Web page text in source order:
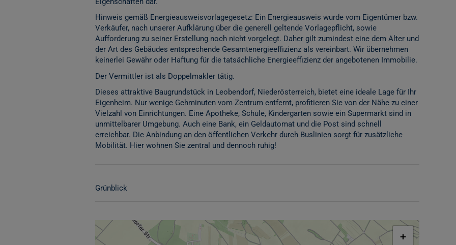
Hinweis gemäß Energieausweisvorlagegesetz: Ein Energieausweis wurde vom Eigentümer bzw.
Verkäufer, nach unserer Aufklärung über die generell geltende Vorlagepflicht, sowie
Aufforderung zu seiner Erstellung noch nicht vorgelegt. Daher gilt zumindest eine dem Alter und
der Art des Gebäudes entsprechende Gesamtenergieeffizienz als vereinbart. Wir übernehmen
keinerlei Gewähr oder Haftung für die tatsächliche Energieeffizienz der angebotenen Immobilie.
Der Vermittler ist als Doppelmakler tätig.
Dieses attraktive Baugrundstück in Leobendorf, Niederösterreich, bietet eine ideale Lage für Ihr
Eigenheim. Nur wenige Gehminuten vom Zentrum entfernt, profitieren Sie von der Nähe zu einer
Vielzahl von Einrichtungen. Eine Apotheke, Schule, Kindergarten sowie ein Supermarkt sind in
unmittelbarer Umgebung. Auch eine Bank, ein Geldautomat und die Post sind schnell
erreichbar. Die Anbindung an den öffentlichen Verkehr durch Buslinien sorgt für zusätzliche
Mobilität. Hier wohnen Sie zentral und dennoch ruhig!
Grünblick
+